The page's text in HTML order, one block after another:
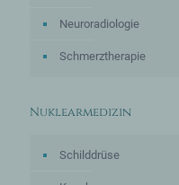
Neuroradiologie
Schmerztherapie
Nuklearmedizin
Schilddrüse